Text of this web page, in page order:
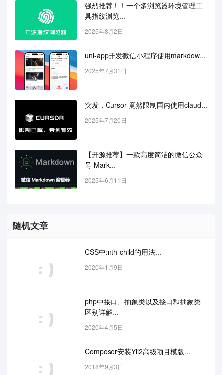
强烈推荐！！一个多浏览器环境管理工
具指纹浏览...
2025年8月2日
uni-app开发微信小程序使用markdow...
2025年7月31日
突发，Cursor 竟然限制国内使用claud...
2025年7月20日
【开源推荐】一款高度简洁的微信公众
号 Mark...
2025年6月11日
随机文章
CSS中:nth-child的用法...
2020年1月9日
php中接口、抽象类以及接口和抽象类
区别详解...
2020年4月5日
Composer安装Yii2高级项目模版...
2018年9月3日